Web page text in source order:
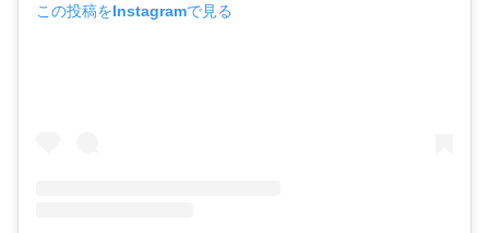
この投稿をInstagramで見る